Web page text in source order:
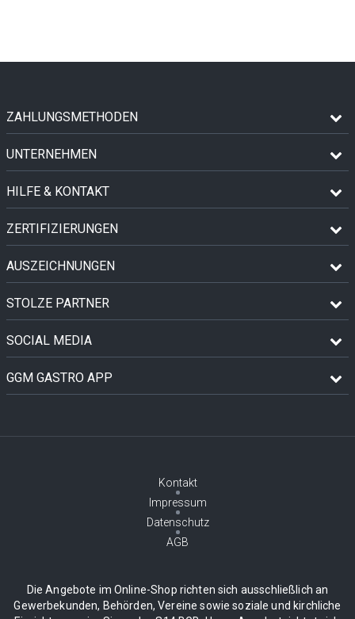
ZAHLUNGSMETHODEN
UNTERNEHMEN
HILFE & KONTAKT
ZERTIFIZIERUNGEN
AUSZEICHNUNGEN
STOLZE PARTNER
SOCIAL MEDIA
GGM GASTRO APP
Kontakt
Impressum
Datenschutz
AGB
Die Angebote im Online-Shop richten sich ausschließlich an
Gewerbekunden, Behörden, Vereine sowie soziale und kirchliche